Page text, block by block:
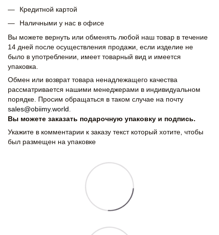
Кредитной картой
Наличными у нас в офисе
Вы можете вернуть или обменять любой наш товар в течение
14 дней после осуществления продажи, если изделие не
было в употреблении, имеет товарный вид и имеется
упаковка.
Обмен или возврат товара ненадлежащего качества
рассматривается нашими менеджерами в индивидуальном
порядке. Просим обращаться в таком случае на почту
sales@obiimy.world
Вы можете заказать подарочную упаковку и подпись.
Укажите в комментарии к заказу текст который хотите, чтобы
был размещен на упаковке